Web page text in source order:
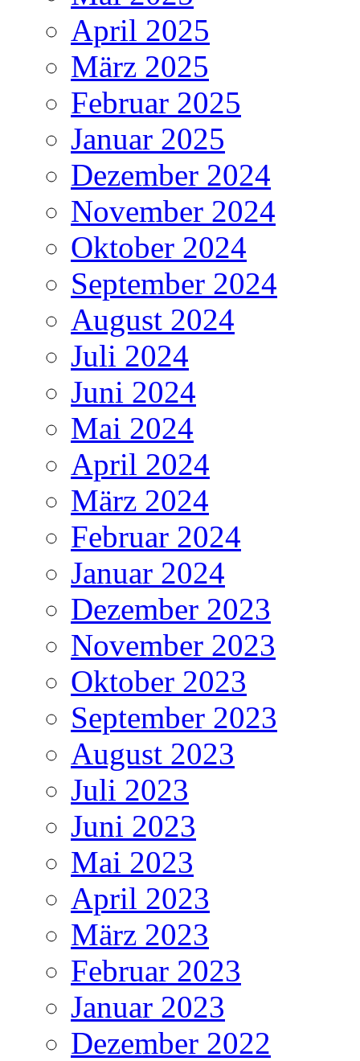
April 2025
März 2025
Februar 2025
Januar 2025
Dezember 2024
November 2024
Oktober 2024
September 2024
August 2024
Juli 2024
Juni 2024
Mai 2024
April 2024
März 2024
Februar 2024
Januar 2024
Dezember 2023
November 2023
Oktober 2023
September 2023
August 2023
Juli 2023
Juni 2023
Mai 2023
April 2023
März 2023
Februar 2023
Januar 2023
Dezember 2022